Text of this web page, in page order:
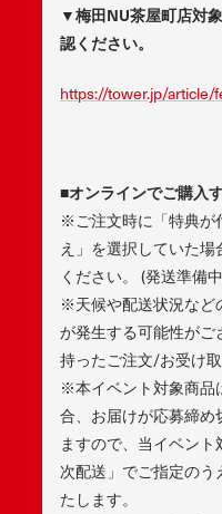
▼梅田NU茶屋町店対
認ください。
https://tower.jp/
■オンラインでご購入
※ご注文時に「特典が
え」を選択していた
ください。 (発送準備
※天候や配送状況など
が発生する可能性が
持ったご注文/お受け
※本イベント対象商品
合、お届けが応募締
ますので、当イベン
次配送」でご指定の
たします。